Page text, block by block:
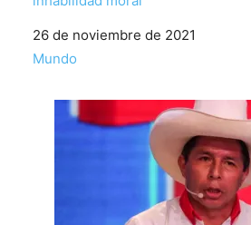
Fecha
26 de noviembre de 2021
Respecto a
Mundo